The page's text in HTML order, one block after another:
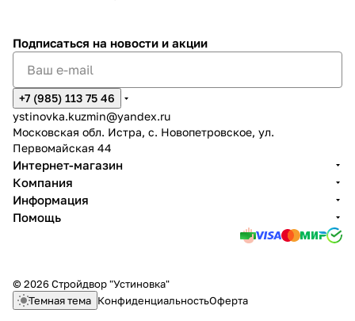
Подписаться на новости и акции
+7 (985) 113 75 46
ystinovka.kuzmin@yandex.ru
Московская обл. Истра, с. Новопетровское, ул.
Первомайская 44
Интернет-магазин
Компания
Информация
Помощь
© 2026 Стройдвор "Устиновка"
Темная тема КонфиденциальностьОферта